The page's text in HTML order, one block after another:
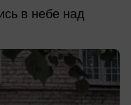
в небе над